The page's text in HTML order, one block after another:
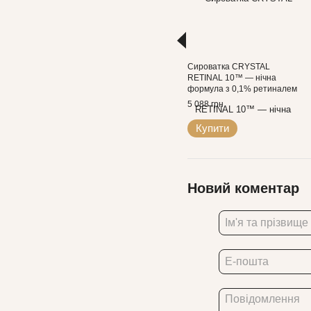
Сироватка CRYSTAL
RETINAL 10™ — нічна
формула з 0,1% ретиналем
30 мл Medik8
5 088 грн
Купити
Новий коментар